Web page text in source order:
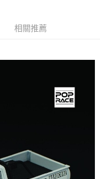
繳款截止日，確認付款後即完
大哥付你分期系統評分，恕無
」於每月結算日後寄送繳費提
碼／台灣大直營門市／銀行轉
。
，並由商店將買賣／分期付款
帳單繳交帳款。
關係目的，商店將以您的個人
費
費
相關推薦